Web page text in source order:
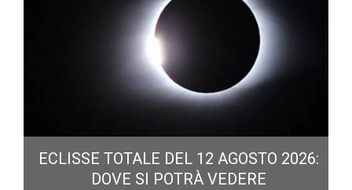
ECLISSE TOTALE DEL 12 AGOSTO 2026:
DOVE SI POTRÀ VEDERE